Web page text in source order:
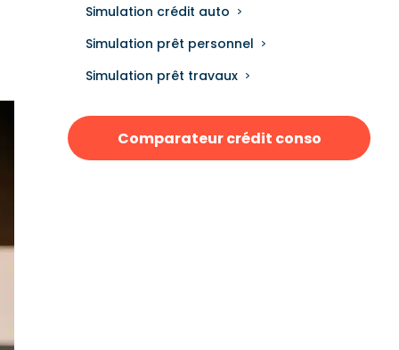
Simulation crédit auto
Simulation prêt personnel
Simulation prêt travaux
Comparateur crédit conso